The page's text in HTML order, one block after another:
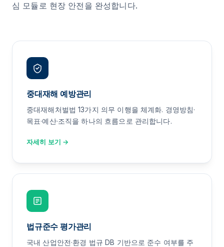
심 모듈로 현장 안전을 완성합니다.
중대재해 예방관리
중대재해처벌법 13가지 의무 이행을 체계화. 경영방침·
목표·예산·조직을 하나의 흐름으로 관리합니다.
자세히 보기 →
법규준수 평가관리
국내 산업안전·환경 법규 DB 기반으로 준수 여부를 주